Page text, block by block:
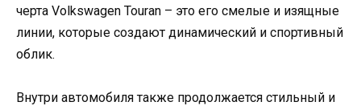
черта Volkswagen Touran – это его смелые и изящные
линии, которые создают динамический и спортивный
облик.
Внутри автомобиля также продолжается стильный и